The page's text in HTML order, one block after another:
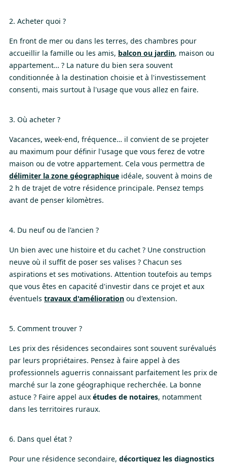
2. Acheter quoi ?
En front de mer ou dans les terres, des chambres pour
accueillir la famille ou les amis, balcon ou jardin, maison ou
appartement… ? La nature du bien sera souvent
conditionnée à la destination choisie et à l'investissement
consenti, mais surtout à l'usage que vous allez en faire.
3. Où acheter ?
Vacances, week-end, fréquence… il convient de se projeter
au maximum pour définir l'usage que vous ferez de votre
maison ou de votre appartement. Cela vous permettra de
délimiter la zone géographique idéale, souvent à moins de
2 h de trajet de votre résidence principale. Pensez temps
avant de penser kilomètres.
4. Du neuf ou de l'ancien ?
Un bien avec une histoire et du cachet ? Une construction
neuve où il suffit de poser ses valises ? Chacun ses
aspirations et ses motivations. Attention toutefois au temps
que vous êtes en capacité d'investir dans ce projet et aux
éventuels travaux d'amélioration ou d'extension.
5. Comment trouver ?
Les prix des résidences secondaires sont souvent surévalués
par leurs propriétaires. Pensez à faire appel à des
professionnels aguerris connaissant parfaitement les prix de
marché sur la zone géographique recherchée. La bonne
astuce ? Faire appel aux études de notaires, notamment
dans les territoires ruraux.
6. Dans quel état ?
Pour une résidence secondaire, décortiquez les diagnostics